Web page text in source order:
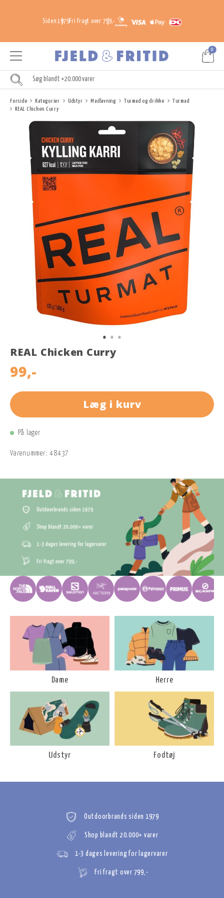
Siden 1979Fri fragt over 799,-
0
Forside Kategorier Udstyr Madlavning Turmad og drikke
Turmad
REAL Chicken Curry
REAL Chicken Curry
99,-
Læg i kurv
På lager
Varenummer: 48437
Dame Herre
Udstyr Fodtøj
Outdoorbrands siden 1979
Shop blandt 20.000+ varer
1-3 dages levering for lagervarer
Fri fragt over 799,-